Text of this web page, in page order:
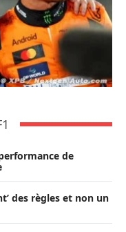
de
des règles et non un